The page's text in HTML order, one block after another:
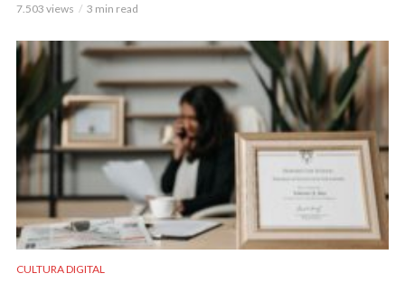
7.503 views 3 min read
CULTURA DIGITAL